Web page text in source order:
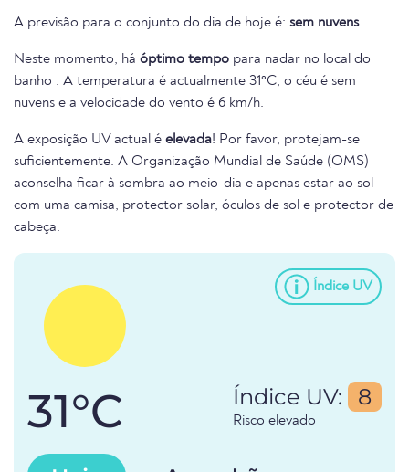
A previsão para o conjunto do dia de hoje é: sem nuvens
Neste momento, há óptimo tempo para nadar no local do
banho . A temperatura é actualmente 31°C, o céu é sem
nuvens e a velocidade do vento é 6 km/h.
A exposição UV actual é elevada! Por favor, protejam-se
suficientemente. A Organização Mundial de Saúde (OMS)
aconselha ficar à sombra ao meio-dia e apenas estar ao sol
com uma camisa, protector solar, óculos de sol e protector de
cabeça.
Índice UV
31°C Índice UV: 8
Risco elevado